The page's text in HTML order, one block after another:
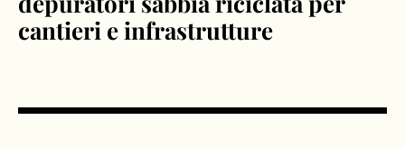
cantieri e infrastrutture